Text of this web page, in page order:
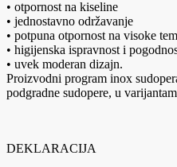
• otpornost na kiseline
• jednostavno održavanje
• potpuna otpornost na visoke
• higijenska ispravnost i
• uvek moderan dizajn.
Proizvodni program inox
podgradne sudopere, u
DEKLARACIJA